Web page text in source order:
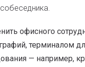
офисного
терминалом
— например,